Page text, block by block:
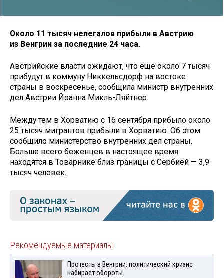
Около 11 тысяч нелегалов прибыли в Австрию
из Венгрии за последние 24 часа.
Австрийские власти ожидают, что еще около 7 тысяч
прибудут в коммуну Никкельсдорф на востоке
страны в воскресенье, сообщила министр внутренних
дел Австрии Йоанна Микль-Ляйтнер.
Между тем в Хорватию с 16 сентября прибыло около
25 тысяч мигрантов прибыли в Хорватию. Об этом
сообщило министерство внутренних дел страны.
Больше всего беженцев в настоящее время
находятся в Товарнике близ границы с Сербией — 3,9
тысяч человек.
Рекомендуемые материалы
Протесты в Венгрии: политический кризис
набирает обороты